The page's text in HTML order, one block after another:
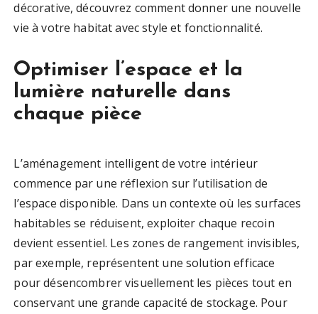
décorative, découvrez comment donner une nouvelle
vie à votre habitat avec style et fonctionnalité.
Optimiser l’espace et la
lumière naturelle dans
chaque pièce
L’aménagement intelligent de votre intérieur
commence par une réflexion sur l’utilisation de
l’espace disponible. Dans un contexte où les surfaces
habitables se réduisent, exploiter chaque recoin
devient essentiel. Les zones de rangement invisibles,
par exemple, représentent une solution efficace
pour désencombrer visuellement les pièces tout en
conservant une grande capacité de stockage. Pour